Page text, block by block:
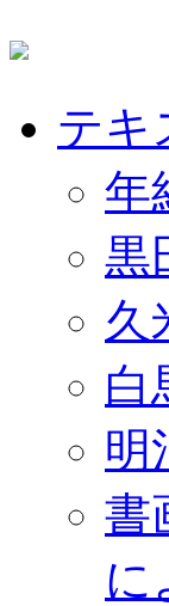
テキ
年
黒
久
白
明
書
に